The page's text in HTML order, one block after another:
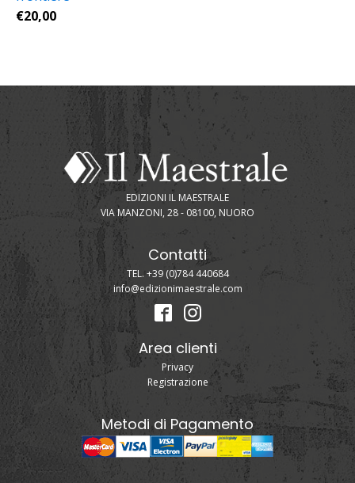
€20,00
EDIZIONI IL MAESTRALE
VIA MANZONI, 28 - 08100, NUORO
Contatti
TEL. +39 (0)784 440684
info@edizionimaestrale.com
Area clienti
Privacy
Registrazione
Metodi di Pagamento